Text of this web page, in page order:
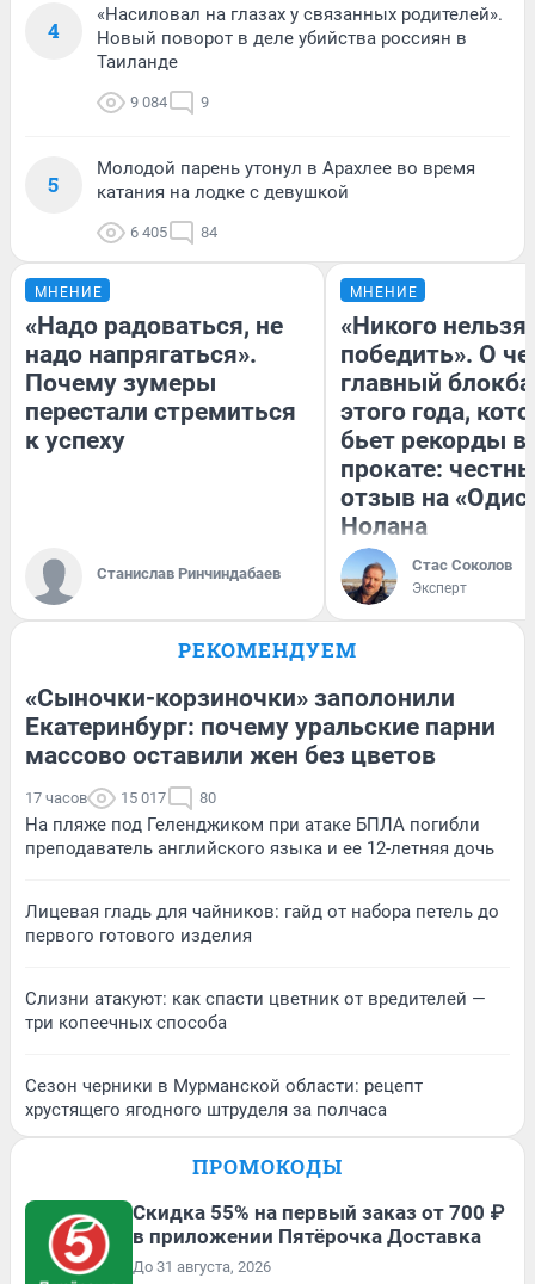
4
«Насиловал на глазах у связанных родителей».
Новый поворот в деле убийства россиян в
Таиланде
9 084 9
5
Молодой парень утонул в Арахлее во время
катания на лодке с девушкой
6 405 84
МНЕНИЕ
«Надо радоваться, не
надо напрягаться».
Почему зумеры
перестали стремиться
к успеху
Станислав Ринчиндабаев
МНЕНИЕ
«Никого нельзя
победить». О
главный
этого года,
бьет рекорды в
прокате:
отзыв на
Нолана
Стас Соколов
Эксперт
РЕКОМЕНДУЕМ
«Сыночки-корзиночки» заполонили
Екатеринбург: почему уральские парни
массово оставили жен без цветов
17 часов 15 017 80
На пляже под Геленджиком при атаке БПЛА погибли
преподаватель английского языка и ее 12-летняя дочь
Лицевая гладь для чайников: гайд от набора петель до
первого готового изделия
Слизни атакуют: как спасти цветник от вредителей —
три копеечных способа
Сезон черники в Мурманской области: рецепт
хрустящего ягодного штруделя за полчаса
ПРОМОКОДЫ
Скидка 55% на первый заказ от 700 ₽
в приложении Пятёрочка Доставка
До 31 августа, 2026